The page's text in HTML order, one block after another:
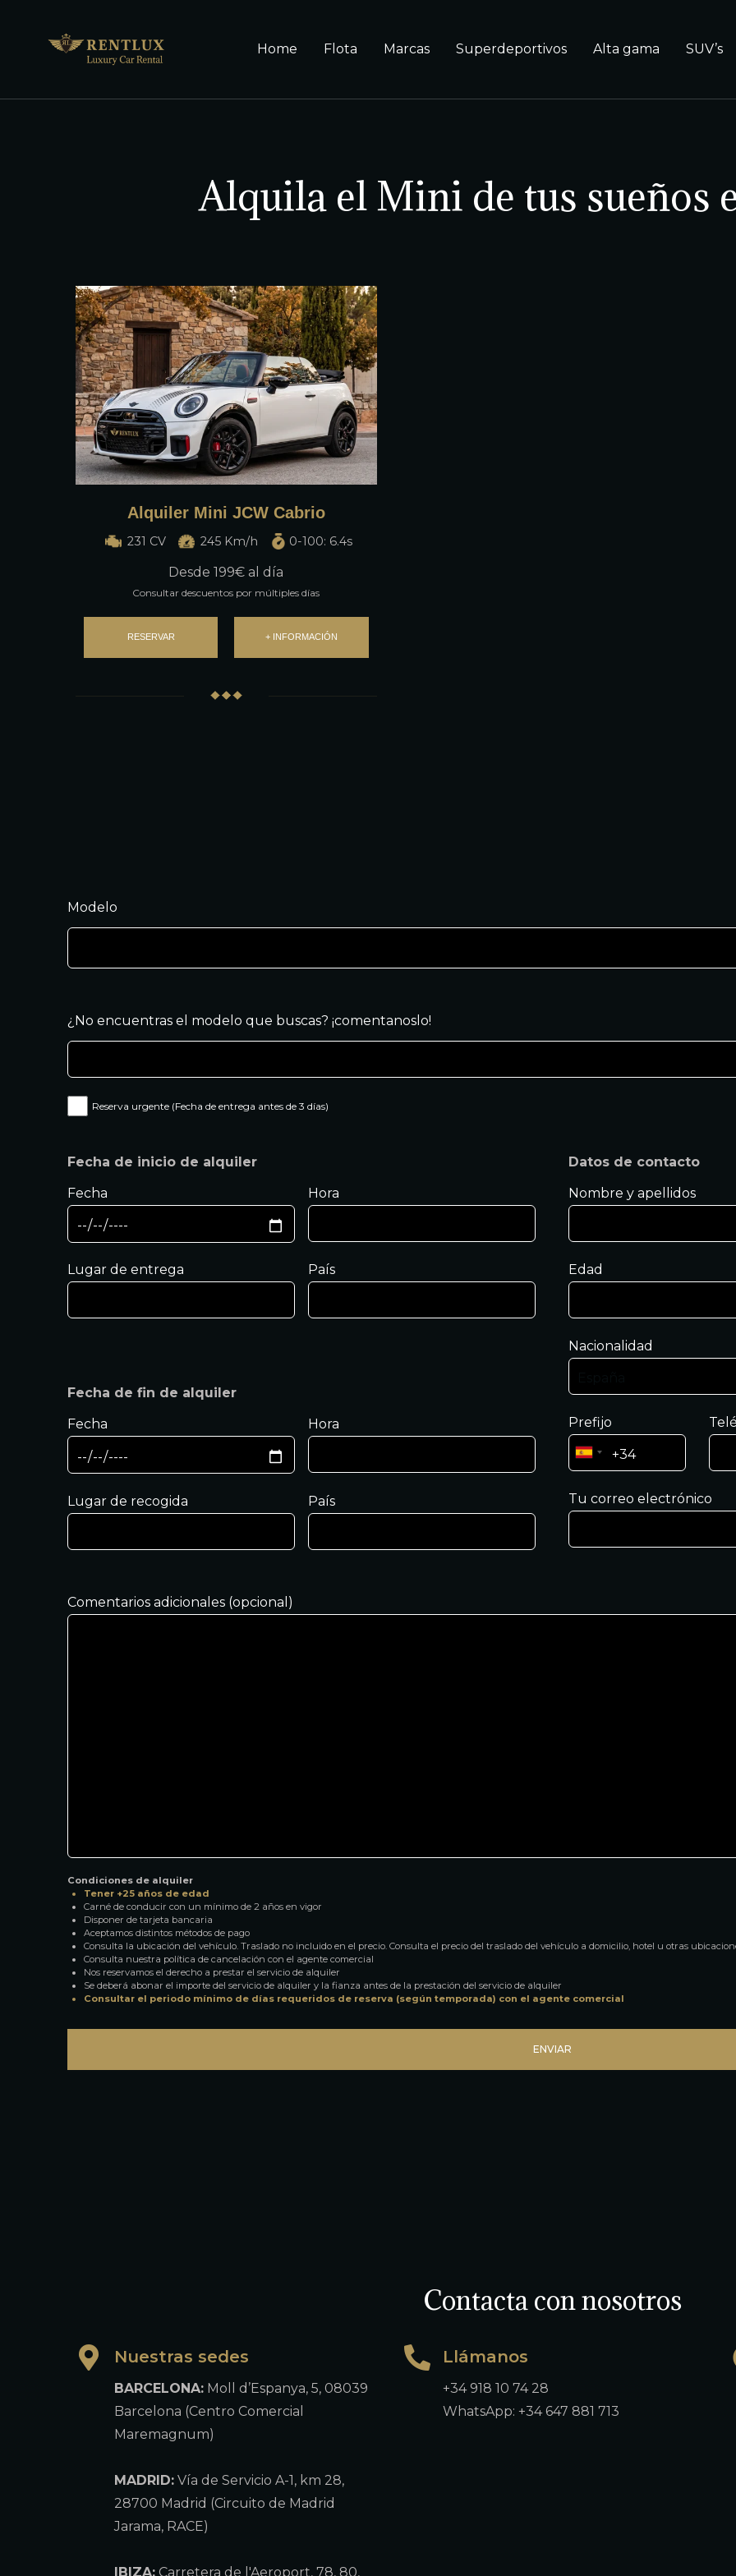
Home Flota Marcas Superdeportivos Alta gama SUV’s
Alquila el Mini de tus sueños
Alquiler Mini JCW Cabrio
231 CV 245 Km/h 0-100: 6.4s
Desde199€ al día
Consultar descuentos por múltiples días
RESERVAR + INFORMACIÓN
Modelo
¿No encuentras el modelo que buscas? ¡comentanoslo!
Reserva urgente (Fecha de entrega antes de 3 días)
Fecha de inicio de alquiler
Fecha
Hora
Lugar de entrega País
Fecha de fin de alquiler
Fecha
Hora
Lugar de recogida País
Datos de contacto
Nombre y apellidos
Edad
Nacionalidad
Prefijo
Tu correo electrónico
Comentarios adicionales (opcional)
Condiciones de alquiler
Tener +25 años de edad
Carné de conducir con un mínimo de 2 años en vigor
Disponer de tarjeta bancaria
Aceptamos distintos métodos de pago
Consulta la ubicación del vehículo. Traslado no incluido en el precio. Consulta el precio del traslado del vehículo a domicilio, hotel u otras
Consulta nuestra política de cancelación con el agente comercial
Nos reservamos el derecho a prestar el servicio de alquiler
Se deberá abonar el importe del servicio de alquiler y la fianza antes de la prestación del servicio de alquiler
Consultar el periodo mínimo de días requeridos de reserva (según temporada) con el agente comercial
Contacta con nosotros
Nuestras sedes
BARCELONA: Moll d’Espanya, 5, 08039
Barcelona (Centro Comercial
Maremagnum)
MADRID: Vía de Servicio A-1, km 28,
28700 Madrid (Circuito de Madrid
Jarama, RACE)
IBIZA: Carretera de l'Aeroport, 78, 80,
Llámanos
+34 918 10 74 28
WhatsApp: +34 647 881 713